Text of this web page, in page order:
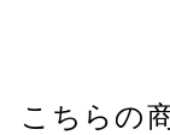
こちらの